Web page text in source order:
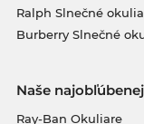
Ralph Slnečné
Burberry Slnečné
Naše
Ray-Ban Okuliare